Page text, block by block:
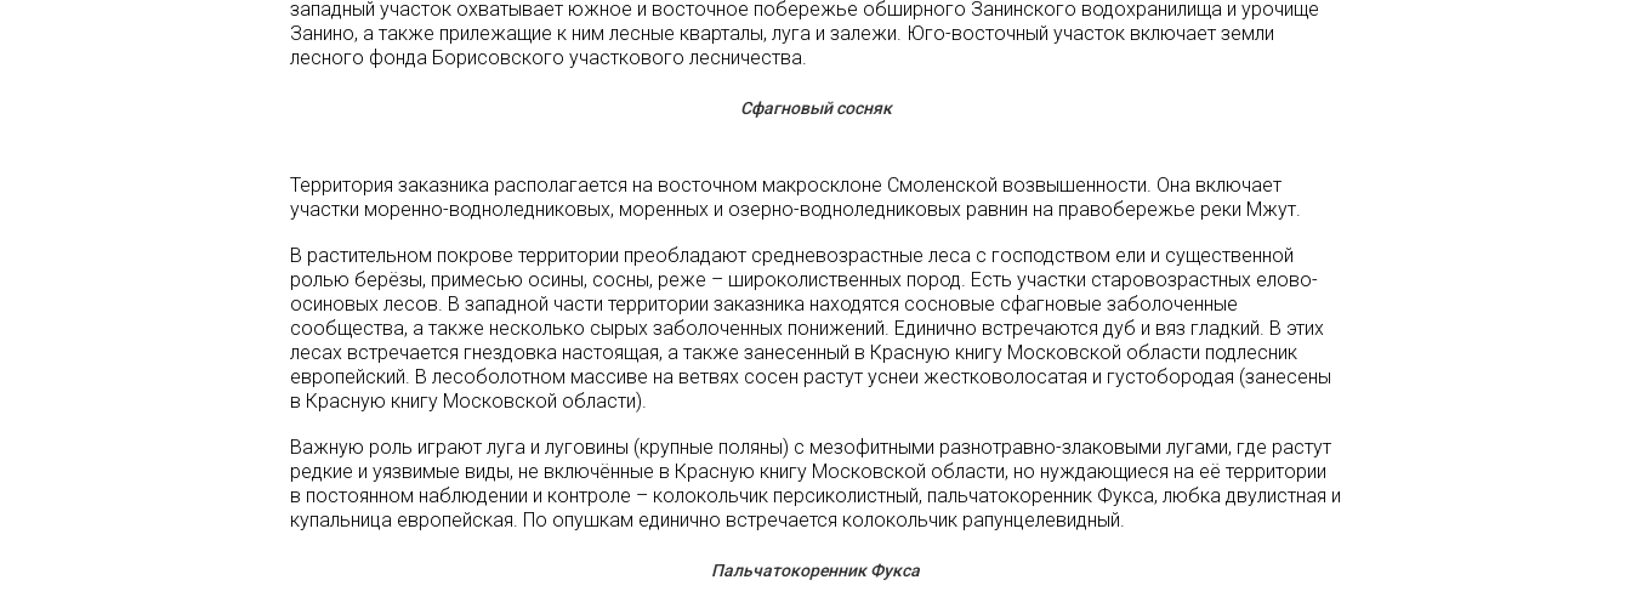
западный участок охватывает южное и восточное побережье обширного Занинского водохранилища и урочище
Занино, а также прилежащие к ним лесные кварталы, луга и залежи. Юго-восточный участок включает земли
лесного фонда Борисовского участкового лесничества.
Сфагновый сосняк
Территория заказника располагается на восточном макросклоне Смоленской возвышенности. Она включает
участки моренно-водноледниковых, моренных и озерно-водноледниковых равнин на правобережье реки Мжут.
В растительном покрове территории преобладают средневозрастные леса с господством ели и существенной
ролью берёзы, примесью осины, сосны, реже – широколиственных пород. Есть участки старовозрастных елово-
осиновых лесов. В западной части территории заказника находятся сосновые сфагновые заболоченные
сообщества, а также несколько сырых заболоченных понижений. Единично встречаются дуб и вяз гладкий. В этих
лесах встречается гнездовка настоящая, а также занесенный в Красную книгу Московской области подлесник
европейский. В лесоболотном массиве на ветвях сосен растут уснеи жестковолосатая и густобородая (занесены
в Красную книгу Московской области).
Важную роль играют луга и луговины (крупные поляны) с мезофитными разнотравно-злаковыми лугами, где растут
редкие и уязвимые виды, не включённые в Красную книгу Московской области, но нуждающиеся на её территории
в постоянном наблюдении и контроле – колокольчик персиколистный, пальчатокоренник Фукса, любка двулистная и
купальница европейская. По опушкам единично встречается колокольчик рапунцелевидный.
Пальчатокоренник Фукса